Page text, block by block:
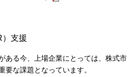
）支援
ある今、上場企業にとっては、株式市
要な課題となっています。